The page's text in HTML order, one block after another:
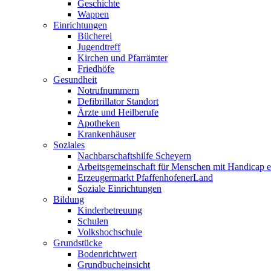
Geschichte
Wappen
Einrichtungen
Bücherei
Jugendtreff
Kirchen und Pfarrämter
Friedhöfe
Gesundheit
Notrufnummern
Defibrillator Standort
Ärzte und Heilberufe
Apotheken
Krankenhäuser
Soziales
Nachbarschaftshilfe Scheyern
Arbeitsgemeinschaft für Menschen mit Handicap
Erzeugermarkt PfaffenhofenerLand
Soziale Einrichtungen
Bildung
Kinderbetreuung
Schulen
Volkshochschule
Grundstücke
Bodenrichtwert
Grundbucheinsicht